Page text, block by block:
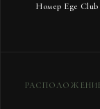
Номер Ege